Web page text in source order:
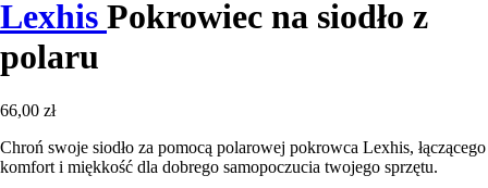
Lexhis Pokrowiec na siodło z
polaru
66,00 zł
Chroń swoje siodło za pomocą polarowej pokrowca Lexhis, łączącego
komfort i miękkość dla dobrego samopoczucia twojego sprzętu.